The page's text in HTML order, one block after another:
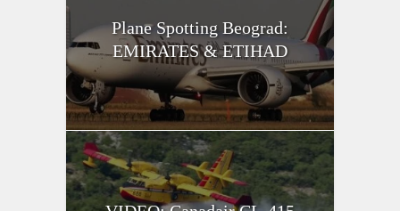
Plane Spotting Beograd:
EMIRATES & ETIHAD